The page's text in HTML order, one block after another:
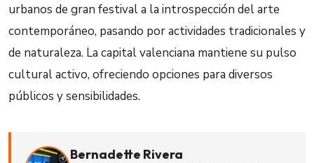
urbanos de gran festival a la introspección del arte
contemporáneo, pasando por actividades tradicionales y
de naturaleza. La capital valenciana mantiene su pulso
cultural activo, ofreciendo opciones para diversos
públicos y sensibilidades.
Bernadette Rivera